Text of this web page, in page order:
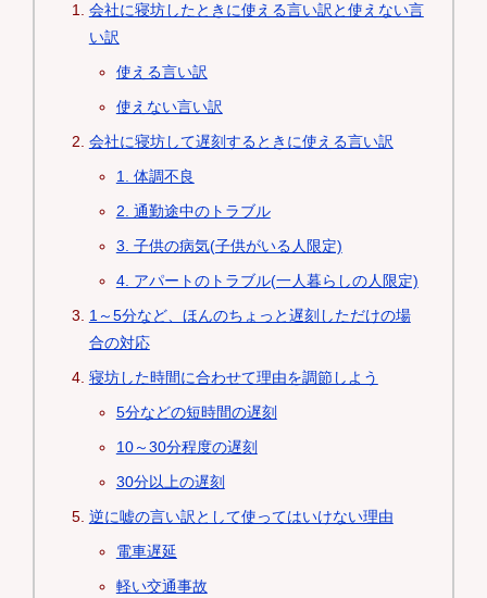
会社に寝坊したときに使える言い訳と使えない言
い訳
使える言い訳
使えない言い訳
会社に寝坊して遅刻するときに使える言い訳
1. 体調不良
2. 通勤途中のトラブル
3. 子供の病気(子供がいる人限定)
4. アパートのトラブル(一人暮らしの人限定)
1～5分など、ほんのちょっと遅刻しただけの場
合の対応
寝坊した時間に合わせて理由を調節しよう
5分などの短時間の遅刻
10～30分程度の遅刻
30分以上の遅刻
逆に嘘の言い訳として使ってはいけない理由
電車遅延
軽い交通事故